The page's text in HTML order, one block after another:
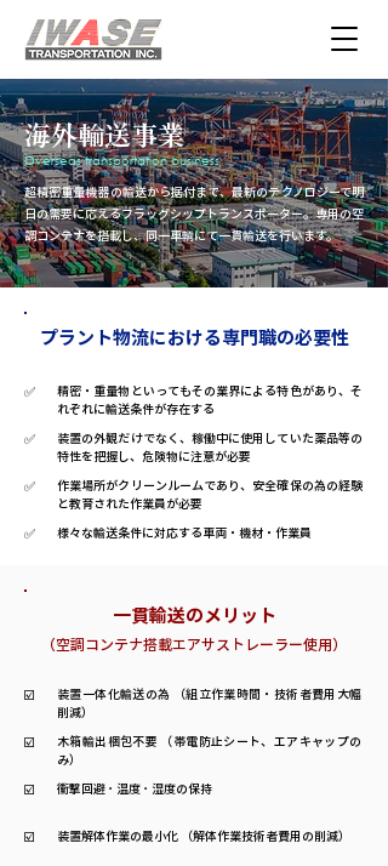
海外輸送事業
Overseas transportation business
超精密重量機器の輸送から据付まで、最新のテクノロジーで明
日の需要に応えるフラッグシップトランスポーター。専用の空
調コンテナを搭載し、同一車輌にて一貫輸送を行います。
プラント物流における専門職の必要性
✅
精密・重量物といってもその業界による特色があり、そ
れぞれに輸送条件が存在する
✅
装置の外観だけでなく、稼働中に使用していた薬品等の
特性を把握し、危険物に注意が必要
✅
作業場所がクリーンルームであり、安全確保の為の経験
と教育された作業員が必要
✅ 様々な輸送条件に対応する車両・機材・作業員
一貫輸送のメリット
（空調コンテナ搭載エアサストレーラー使用）
☑️
装置一体化輸送の為 （組立作業時間・技術者費用大幅
削減）
☑️
木箱輸出梱包不要 （帯電防止シート、エアキャップの
み）
☑️ 衝撃回避 ･ 温度 ･ 湿度の保持
☑️ 装置解体作業の最小化 （解体作業技術者費用の削減）